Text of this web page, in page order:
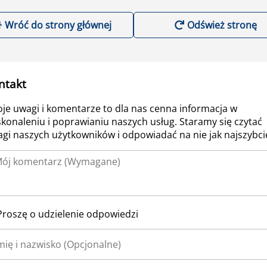
Wróć do strony głównej Odśwież stronę
uwagi i komentarze to dla nas cenna informacja w
i poprawianiu naszych usług. Staramy się czytać
naszych użytkowników i odpowiadać na nie jak
o udzielenie odpowiedzi